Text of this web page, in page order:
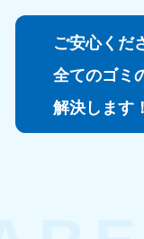
ご安心くだ
全てのゴミ
解決します！